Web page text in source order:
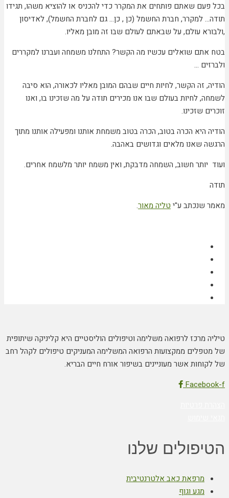
בכל פעם שאתם פותחים את המקרר כדי להכניס או להוציא משהו, תגידו
תודה… למקרר, חברת החשמל (כן , כן… גם לחברת החשמל), לאדיסון
,ולבורא עולם, על שבאתם לעולם שבו זה מובן מאליו.
בטח אתם שואלים עכשיו מה הקשר? התחלנו משמחה ועברנו למקררים
ולברזים …
הודיה, זה הקשר, לחיות חיים שבהם המובן מאליו לכאורה, הוא סיבה
לשמחה, לחיות בעולם שבו אנו מכירים תודה על מה שזכינו בו, ואנו
זוכרים שזכינו.
הודיה היא הכרה בטוב, הכרה בטוב משמחת אותנו ומפעילה אותנו מתוך
הרגשה שאנו מלאים וגדושים באהבה.
ועוד יותר חשוב, השמחה מדבקת, ואין משמח יותר מלשמח אחרים.
תודה
מאמר שנכתב ע"י טליה מאור.
טיליה מרכז לרפואה משלימה וטיפולים הוליסטיים היא קליניקה שיתופית
של מטפלים ממקצועות הרפואה המשלימה המעניקים טיפולים לקהל רחב
של לקוחות אשר מעוניינים בשיפור אורח חיים הבריא.
Facebook-f
הטיפולים שלנו
מרפאת כאב אלטרנטיבית
מגע וגוף